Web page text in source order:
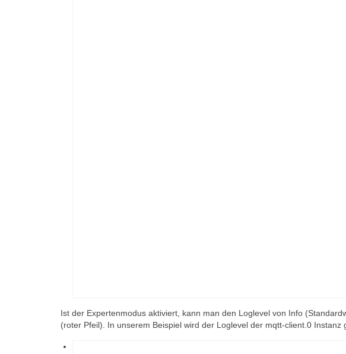
Ist der Expertenmodus aktiviert, kann man den Loglevel von Info
(roter Pfeil). In unserem Beispiel wird der Loglevel der mqtt-client.0 Instanz